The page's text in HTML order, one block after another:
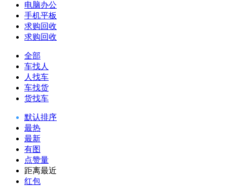
电脑办公
手机平板
求购回收
求购回收
全部
车找人
人找车
车找货
货找车
默认排序
最热
最新
有图
点赞量
距离最近
红包